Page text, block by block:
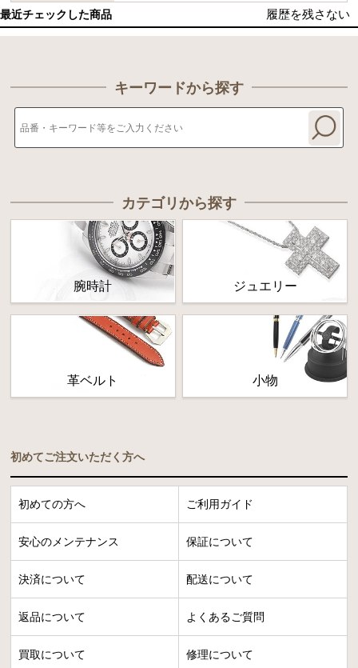
最近チェックした商品 履歴を残さない
キーワードから探す
カテゴリから探す
腕時計 ジュエリー
革ベルト 小物
初めてご注文いただく方へ
初めての方へ ご利用ガイド
安心のメンテナンス 保証について
決済について 配送について
返品について よくあるご質問
買取について 修理について